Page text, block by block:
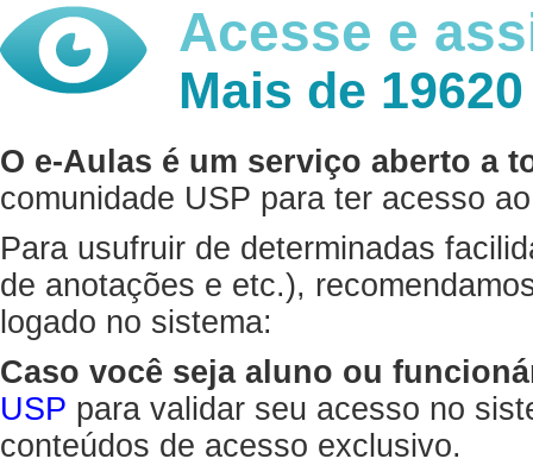
Acesse e
Mais de
O e-Aulas é um serviço aberto a
comunidade USP para ter acesso
Para usufruir de determinadas
de anotações e etc.),
logado no sistema:
Caso você seja aluno ou
USP para validar seu acesso no
conteúdos de acesso exclusivo.